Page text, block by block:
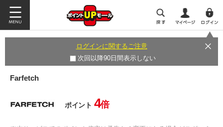
ログインに関するご注意
次回以降90日間表示しない
Farfetch
ポイント 4倍